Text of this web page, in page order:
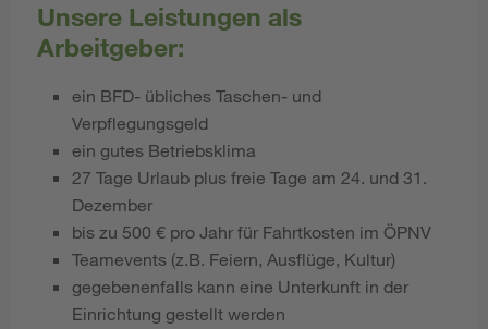
Unsere Leistungen als
Arbeitgeber:
ein BFD- übliches Taschen- und
Verpflegungsgeld
ein gutes Betriebsklima
27 Tage Urlaub plus freie Tage am 24. und 31.
Dezember
bis zu 500 € pro Jahr für Fahrtkosten im ÖPNV
Teamevents (z.B. Feiern, Ausflüge, Kultur)
gegebenenfalls kann eine Unterkunft in der
Einrichtung gestellt werden